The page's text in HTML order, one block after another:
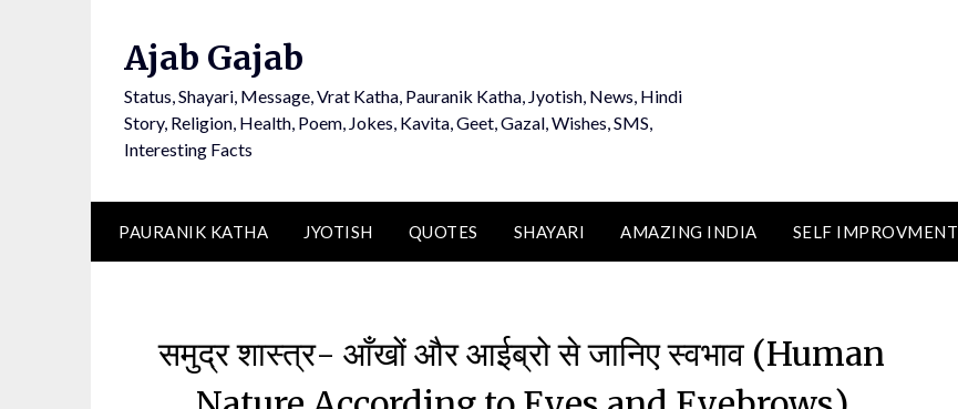
Ajab Gajab
Status, Shayari, Message, Vrat Katha, Pauranik Katha, Jyotish, News, Hindi
Story, Religion, Health, Poem, Jokes, Kavita, Geet, Gazal, Wishes, SMS,
Interesting Facts
PAURANIK KATHA JYOTISH QUOTES SHAYARI AMAZING INDIA SELF IMPROVMENT
समुद्र शास्त्र- आँखों और आईब्रो से जानिए स्वभाव (Human